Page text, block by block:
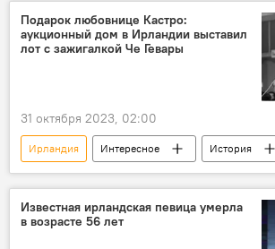
Миграционный кризис
Африка
Азия
Подарок любовнице Кастро:
аукционный дом в Ирландии выставил
лот с зажигалкой Че Гевары
31 октября 2023, 02:00
Ирландия Интересное
История
Куба
Фидель Кастро Аукцион
Известная ирландская певица умерла
в возрасте 56 лет